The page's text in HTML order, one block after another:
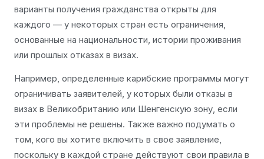
варианты получения гражданства открыты для
каждого — у некоторых стран есть ограничения,
основанные на национальности, истории проживания
или прошлых отказах в визах.
Например, определенные карибские программы могут
ограничивать заявителей, у которых были отказы в
визах в Великобританию или Шенгенскую зону, если
эти проблемы не решены. Также важно подумать о
том, кого вы хотите включить в свое заявление,
поскольку в каждой стране действуют свои правила в